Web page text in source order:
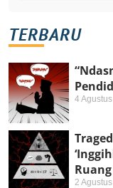
TERBARU
4
2